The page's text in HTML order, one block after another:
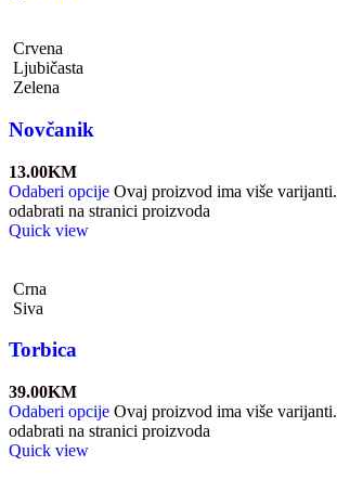
Crvena
Ljubičasta
Zelena
Novčanik
13.00KM
Odaberi opcije Ovaj proizvod ima više
odabrati na stranici proizvoda
Quick view
Crna
Siva
Torbica
39.00KM
Odaberi opcije Ovaj proizvod ima više
odabrati na stranici proizvoda
Quick view